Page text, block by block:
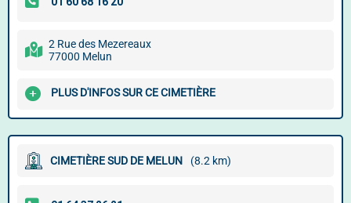
2 Rue des Mezereaux
77000 Melun
PLUS D'INFOS SUR CE CIMETIÈRE
CIMETIÈRE SUD DE MELUN (8.2 km)